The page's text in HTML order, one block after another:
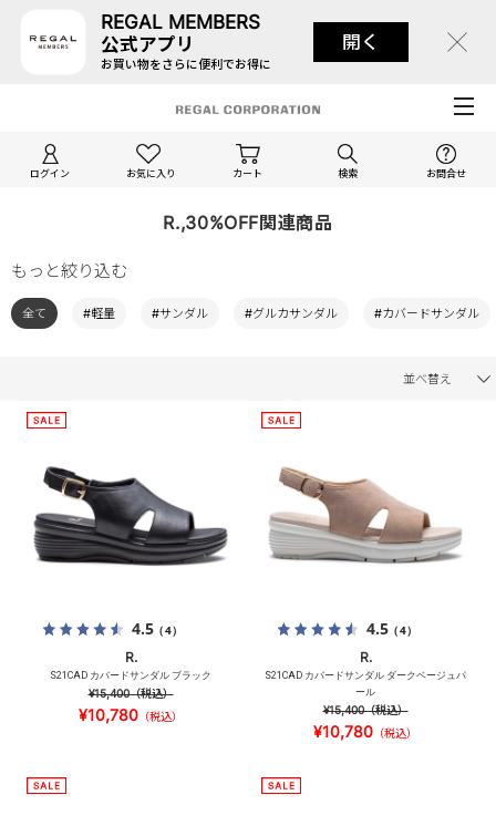
REGAL MEMBERS
公式アプリ
お買い物をさらに便利でお得に
開く
ログイン お気に入り カート 検索 お問合せ
R.,30%OFF関連商品
もっと絞り込む
全て #軽量 #サンダル #グルカサンダル #カバードサンダル
並べ替え
4.5（4）
R.
S21CAD カバードサンダル ブラック
¥15,400（税込）
¥10,780 （税込）
4.5（4）
R.
S21CAD カバードサンダル ダークベージュパ
ール
¥15,400（税込）
¥10,780 （税込）